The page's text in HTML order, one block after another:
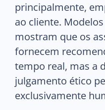
principalmente,
ao cliente.
mostram que os
fornecem
tempo real, mas a
julgamento ético
exclusivamente